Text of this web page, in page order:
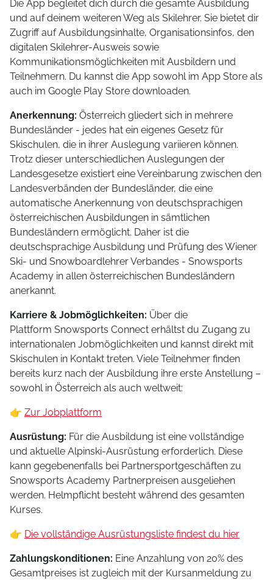
Die App begleitet dich durch die gesamte Ausbildung
und auf deinem weiteren Weg als Skilehrer. Sie bietet dir
Zugriff auf Ausbildungsinhalte, Organisationsinfos, den
digitalen Skilehrer-Ausweis sowie
Kommunikationsmöglichkeiten mit Ausbildern und
Teilnehmern. Du kannst die App sowohl im App Store als
auch im Google Play Store downloaden.
Anerkennung: Österreich gliedert sich in mehrere
Bundesländer - jedes hat ein eigenes Gesetz für
Skischulen, die in ihrer Auslegung variieren können.
Trotz dieser unterschiedlichen Auslegungen der
Landesgesetze existiert eine Vereinbarung zwischen den
Landesverbänden der Bundesländer, die eine
automatische Anerkennung von deutschsprachigen
österreichischen Ausbildungen in sämtlichen
Bundesländern ermöglicht. Daher ist die
deutschsprachige Ausbildung und Prüfung des Wiener
Ski- und Snowboardlehrer Verbandes - Snowsports
Academy in allen österreichischen Bundesländern
anerkannt.
Karriere & Jobmöglichkeiten: Über die
Plattform Snowsports Connect erhältst du Zugang zu
internationalen Jobmöglichkeiten und kannst direkt mit
Skischulen in Kontakt treten. Viele Teilnehmer finden
bereits kurz nach der Ausbildung ihre erste Anstellung –
sowohl in Österreich als auch weltweit:
👉 Zur Jobplattform
Ausrüstung: Für die Ausbildung ist eine vollständige
und aktuelle Alpinski-Ausrüstung erforderlich. Diese
kann gegebenenfalls bei Partnersportgeschäften zu
Snowsports Academy Partnerpreisen ausgeliehen
werden. Helmpflicht besteht während des gesamten
Kurses.
👉 Die vollständige Ausrüstungsliste findest du hier
Zahlungskonditionen: Eine Anzahlung von 20% des
Gesamtpreises ist zugleich mit der Kursanmeldung zu